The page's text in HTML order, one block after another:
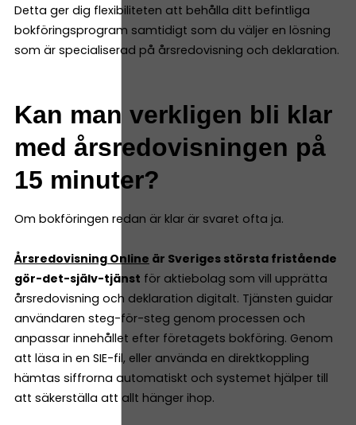
Detta ger dig flexibiliteten att behålla ditt befintliga
bokföringsprogram samtidigt som du väljer en lösning
som är specialiserad på årsredovisning och deklaration.
Kan man verkligen bli klar
med årsredovisningen på
15 minuter?
Om bokföringen redan är klar är svaret ofta ja.
Årsredovisning Online är Sveriges största fristående
gör-det-själv-tjänst för aktiebolag som vill upprätta
årsredovisning och deklaration digitalt. Tjänsten guidar
användaren steg-för-steg genom processen och
anpassar innehållet efter företagets bokföring. Genom
att läsa in en SIE-fil, eller använda en direktkoppling
hämtas siffrorna automatiskt och systemet hjälper till
att säkerställa att allt hänger ihop.